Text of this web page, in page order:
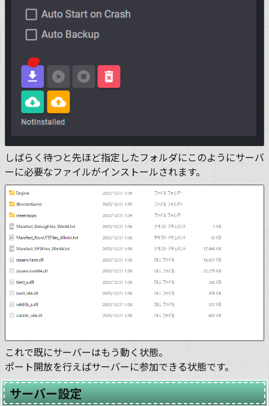
しばらく待つと先ほど指定したフォルダにこのようにサーバ
ーに必要なファイルがインストールされます。
これで既にサーバーはもう動く状態。
ポート開放を行えばサーバーに参加できる状態です。
サーバー設定